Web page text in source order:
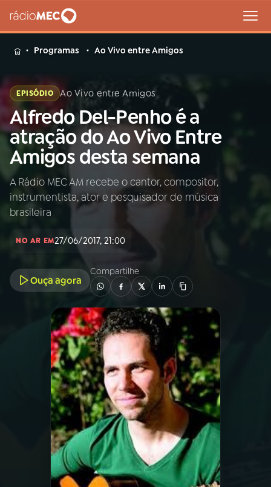
MENU
Buscar
na
Rádio
MEC
Buscar
Início AO VIVO
PROGRAMAS
PODCASTS
VIDEOCASTS
ÚLTIMAS
Programas Ao Vivo entre Amigos
EPISÓDIO Ao Vivo entre Amigos
Alfredo Del-Penho é a
atração do Ao Vivo Entre
Amigos desta semana
A Rádio MEC AM recebe o cantor, compositor,
instrumentista, ator e pesquisador de música
brasileira
NO AR EM27/06/2017, 21:00
Ouça agora
Compartilhe